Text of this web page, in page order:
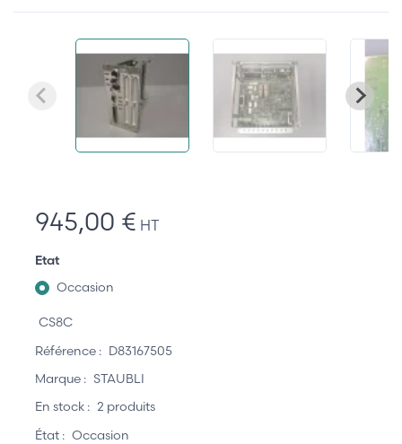
945,00 € HT
Etat
Occasion
CS8C
Référence : D83167505
Marque : STAUBLI
En stock : 2 produits
État : Occasion